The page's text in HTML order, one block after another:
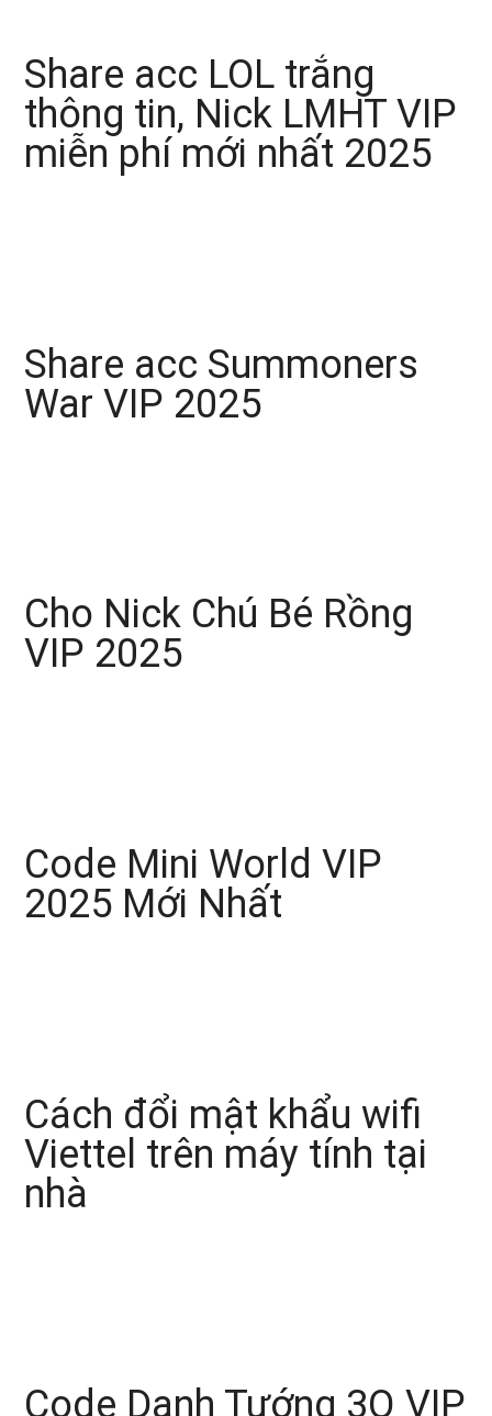
Share acc LOL trắng
thông tin, Nick LMHT VIP
miễn phí mới nhất 2025
Share acc Summoners
War VIP 2025
Cho Nick Chú Bé Rồng
VIP 2025
Code Mini World VIP
2025 Mới Nhất
Cách đổi mật khẩu wifi
Viettel trên máy tính tại
nhà
Code Danh Tướng 3Q VIP